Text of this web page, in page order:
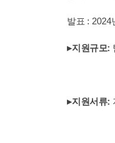
발표 : 2024
▸지원규모:
▸지원서류: